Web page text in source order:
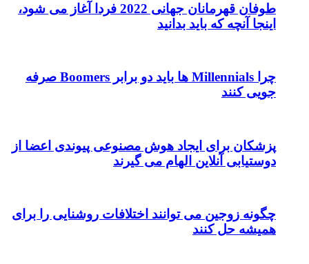
طوفان قهرمانان جهانی 2022 فردا آغاز می شود،
اینجا آنچه که باید بدانید
چرا Millennials ها باید دو برابر Boomers صرفه
جویی کنند
پزشکان برای ایجاد هوش مصنوعی پیوندی اعضا از
دوستیابی آنلاین الهام می گیرند
چگونه زوجین می توانند اختلافات روشنایی را برای
همیشه حل کنند